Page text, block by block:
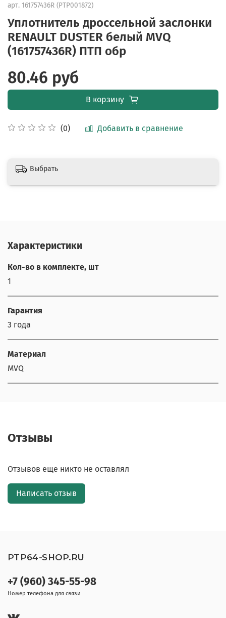
арт. 161757436R (PTP001872)
Уплотнитель дроссельной заслонки
RENAULT DUSTER белый MVQ
(161757436R) ПТП обр
(0) Добавить в сравнение
80.46 руб
В корзину
Выбрать
Характеристики
Кол-во в комплекте, шт
1
Гарантия
3 года
Материал
MVQ
Отзывы
Отзывов еще никто не оставлял
Написать отзыв
+7 (960) 345-55-98
Номер телефона для связи
PTP64-SHOP.RU